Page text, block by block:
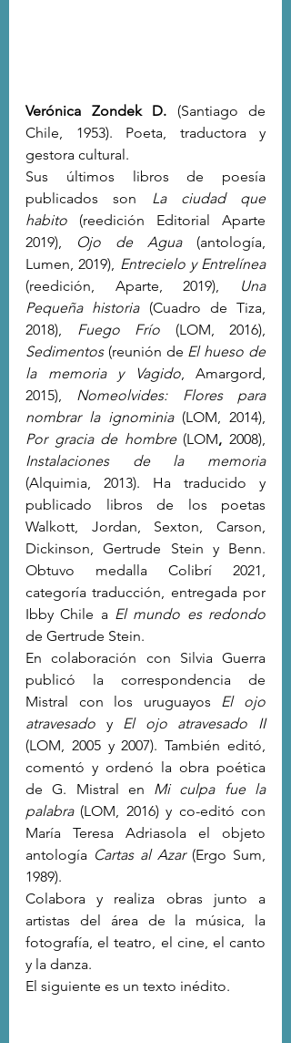
Verónica Zondek D. (Santiago de
Chile, 1953). Poeta, traductora y
gestora cultural.
Sus últimos libros de poesía
publicados son La ciudad que
habito
(reedición Editorial Aparte
2019),
Ojo de Agua (antología,
Lumen, 2019), Entrecielo y Entrelínea
(reedición, Aparte, 2019),
Una
Pequeña historia (Cuadro de Tiza,
2018), Fuego Frío
Sedimentos (reunión de El hueso de
la memoria y Vagido, Amargord,
2015), Nomeolvides: Flores para
nombrar la ignominia
Por gracia de hombre (LOM,
Instalaciones de la memoria
(Alquimia, 2013). Ha traducido y
publicado libros de los poetas
Walkott,
Jordan, Sexton, Carson,
Dickinson, Gertrude Stein y Benn.
Obtuvo medalla Colibrí 2021,
categoría traducción, entregada por
Ibby Chile a El mundo es redondo
de Gertrude Stein.
En colaboración con Silvia Guerra
publicó la correspondencia de
Mistral con los uruguayos El ojo
atravesado y
El ojo atravesado II
(LOM, 2005 y 2007). También editó,
comentó y ordenó la obra poética
de G. Mistral en Mi culpa fue la
palabra (LOM, 2016) y co-editó con
María Teresa Adriasola el objeto
antología Cartas al Azar (Ergo Sum,
1989).
Colabora y realiza obras junto a
artistas del área de la música, la
fotografía, el teatro, el cine, el canto
y la danza.
El siguiente es un texto inédito.